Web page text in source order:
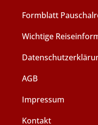
Formblatt
Wichtige
AGB
Impressum
Kontakt